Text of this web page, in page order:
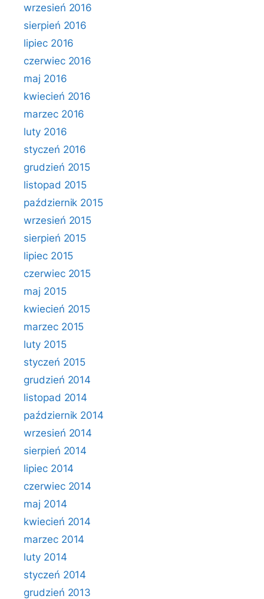
wrzesień 2016
sierpień 2016
lipiec 2016
czerwiec 2016
maj 2016
kwiecień 2016
marzec 2016
luty 2016
styczeń 2016
grudzień 2015
listopad 2015
październik 2015
wrzesień 2015
sierpień 2015
lipiec 2015
czerwiec 2015
maj 2015
kwiecień 2015
marzec 2015
luty 2015
styczeń 2015
grudzień 2014
listopad 2014
październik 2014
wrzesień 2014
sierpień 2014
lipiec 2014
czerwiec 2014
maj 2014
kwiecień 2014
marzec 2014
luty 2014
styczeń 2014
grudzień 2013